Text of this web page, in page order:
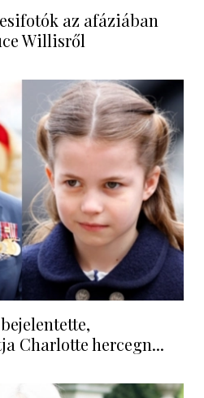
az afáziában
Willisről
Charlotte hercegn...